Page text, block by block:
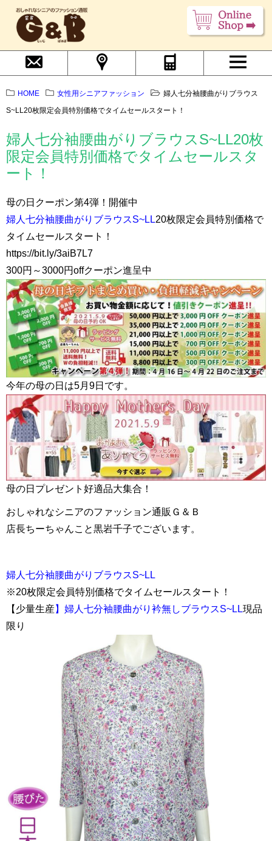
HOME 女性用シニアファッション
婦人七分袖腰曲がりブラウス
S~LL20枚限定会員特別価格でタイムセールスタート！
婦人七分袖腰曲がりブラウスS~LL20枚
限定会員特別価格でタイムセールスタ
ート！
母の日クーポン第4弾！開催中
婦人七分袖腰曲がりブラウスS~LL20枚限定会員特別価格で
タイムセールスタート！
https://bit.ly/3aiB7L7
300円～3000円offクーポン進呈中
今年の母の日は5月9日です。
母の日プレゼント好適品大集合！
おしゃれなシニアのファッション通販Ｇ＆Ｂ
店長ちーちゃんこと黒岩千子でございます。
婦人七分袖腰曲がりブラウスS~LL
※20枚限定会員特別価格でタイムセールスタート！
【少量生産】婦人七分袖腰曲がり衿無しブラウスS~LL現品
限り